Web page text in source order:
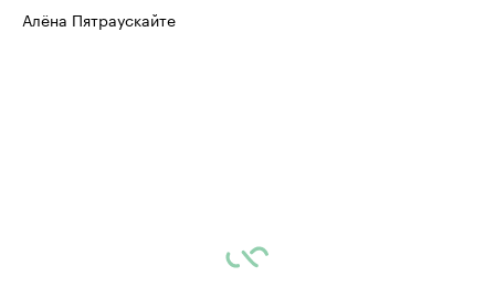
Алёна Пятраускайте